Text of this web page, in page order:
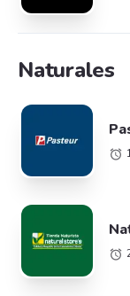
Naturales